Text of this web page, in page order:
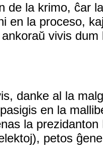
de la krimo, ĉar
en la proceso,
vivis dum
danke al la
en la
la
petos